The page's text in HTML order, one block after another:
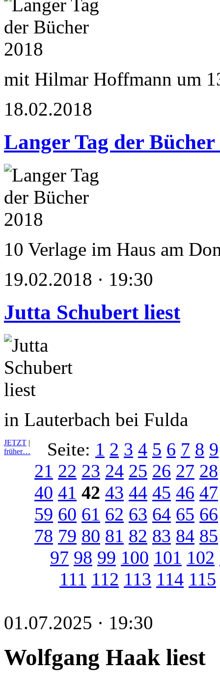
mit Hilmar Hoffmann um
18.02.2018
Langer Tag der Bücher
10 Verlage im Haus am
19.02.2018 · 19:30
Jutta Schubert liest
in Lauterbach bei Fulda
JETZT |
früher…
Seite: 1 2 3 4 5 6 7 8 9
21 22 23 24 25 26 27 28
40 41 42 43 44 45 46 47
59 60 61 62 63 64 65 66
78 79 80 81 82 83 84 85
97 98 99 100 101 102
111 112 113 114 115
01.07.2025 · 19:30
Wolfgang Haak liest